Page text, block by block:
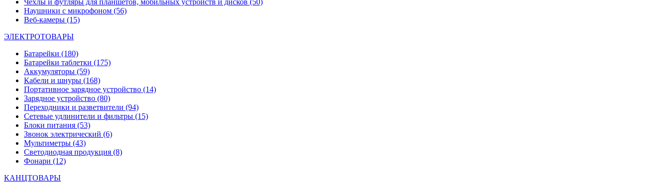
Чехлы и футляры для планшетов, мобильных устройств и дисков (50)
Наушники с микрофоном (56)
Веб-камеры (15)
ЭЛЕКТРОТОВАРЫ
Батарейки (180)
Батарейки таблетки (175)
Аккумуляторы (59)
Кабели и шнуры (168)
Портативное зарядное устройство (14)
Зарядное устройство (80)
Переходники и разветвители (94)
Сетевые удлинители и фильтры (15)
Блоки питания (53)
Звонок электрический (6)
Мультиметры (43)
Светодиодная продукция (8)
Фонари (12)
КАНЦТОВАРЫ